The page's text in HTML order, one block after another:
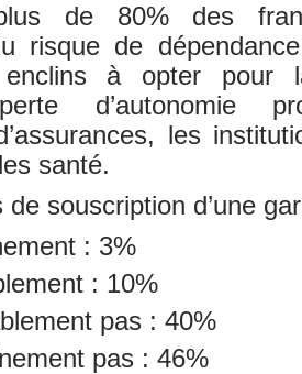
de 80% des
risque de
à opter pour
d’autonomie
les
santé.
de souscription d’une
: 3%
: 10%
pas : 40%
pas : 46%